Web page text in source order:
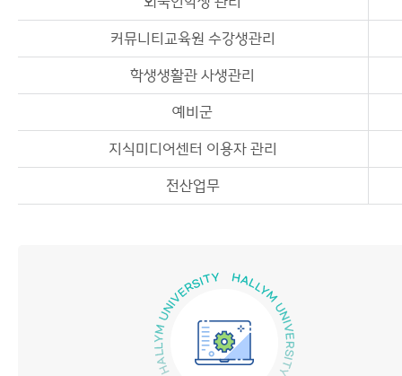
커뮤니티교육원 수강생관리
학생생활관 사생관리
예비군
지식미디어센터 이용자 관리
전산업무